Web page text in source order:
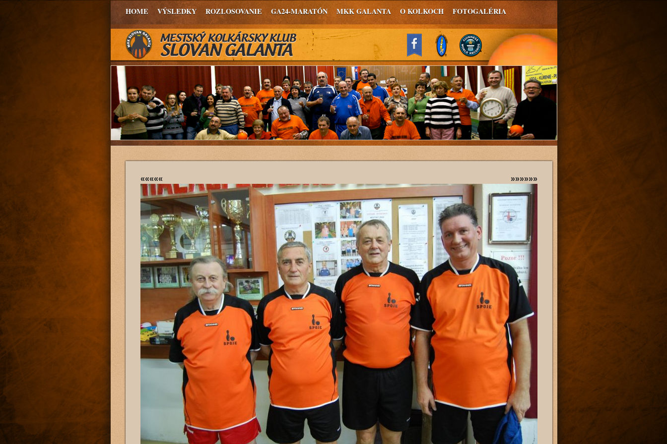
HOME VÝSLEDKY ROZLOSOVANIE GA24-MARATÓN MKK GALANTA O KOLKOCH FOTOGALÉRIA
««««« »»»»»»